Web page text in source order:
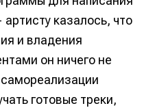
что
Условия использования
данных
что
Условия использования
данных
что
Условия использования
данных
что
Условия использования
данных
казалось, что
и владения
он ничего не
готовые треки,